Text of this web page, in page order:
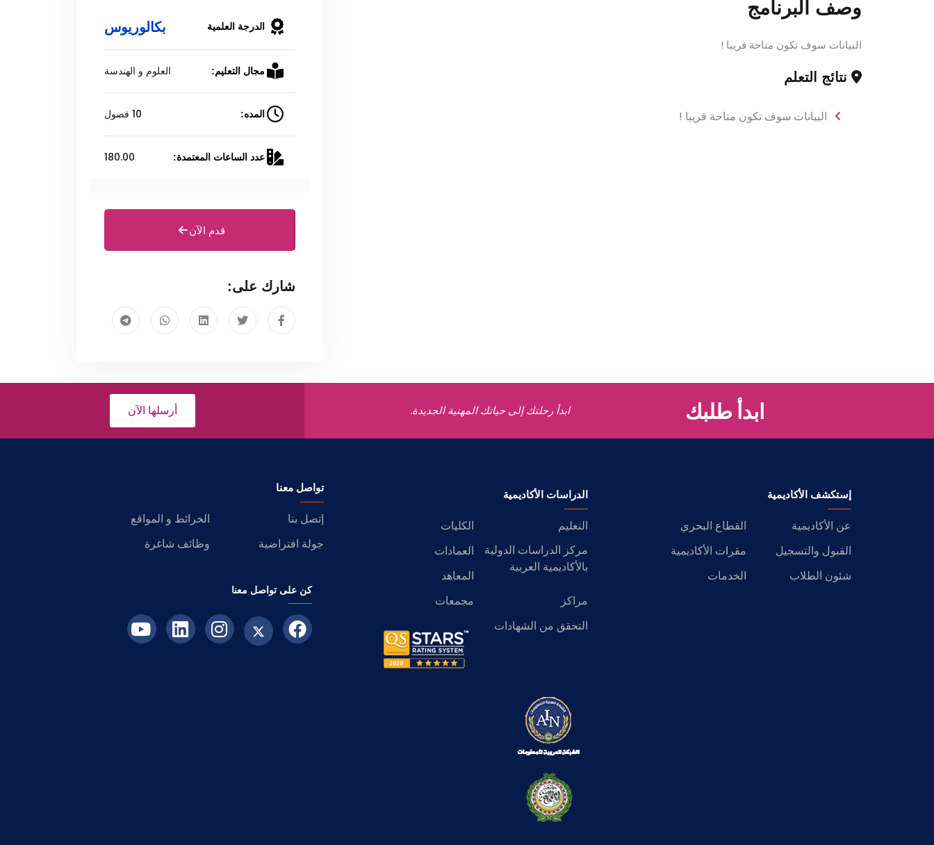
وصف البرنامج
البيانات سوف تكون متاحة قريبا !
نتائج التعلم
البيانات سوف تكون متاحة قريبا !
الدرجة العلمية بكالوريوس
مجال التعليم: العلوم و الهندسة
المده: 10 فصول
عدد الساعات المعتمدة: 180.00
قدم الآن
شارك على:
ابدأ طلبك ابدأ رحلتك إلى حياتك المهنية الجديدة. أرسلها الآن
إستكشف الأكاديمية
عن الأكاديمية
القطاع البحري
القبول والتسجيل
مقرات الأكاديمية
شئون الطلاب
الخدمات
الدراسات الأكاديمية
التعليم
الكليات
مركز الدراسات الدولية
بالأكاديمية العربية
العمادات
المعاهد
مراكز
مجمعات
التحقق من الشهادات
تواصل معنا
إتصل بنا
الخرائط و المواقع
جولة افتراضية
وظائف شاغرة
كن على تواصل معنا